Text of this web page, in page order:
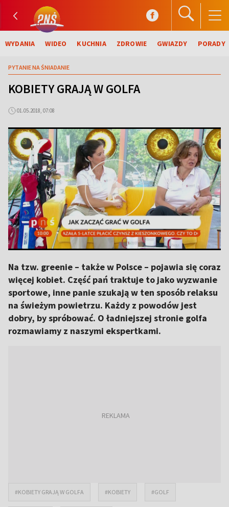
WYDANIA WIDEO KUCHNIA ZDROWIE GWIAZDY PORADY
PYTANIE NA ŚNIADANIE
KOBIETY GRAJĄ W GOLFA
01.05.2018, 07:08
Na tzw. greenie – także w Polsce – pojawia się coraz
więcej kobiet. Część pań traktuje to jako wyzwanie
sportowe, inne panie szukają w ten sposób relaksu
na świeżym powietrzu. Każdy z powodów jest
dobry, by spróbować. O ładniejszej stronie golfa
rozmawiamy z naszymi ekspertkami.
#KOBIETY GRAJĄ W GOLFA #KOBIETY #GOLF